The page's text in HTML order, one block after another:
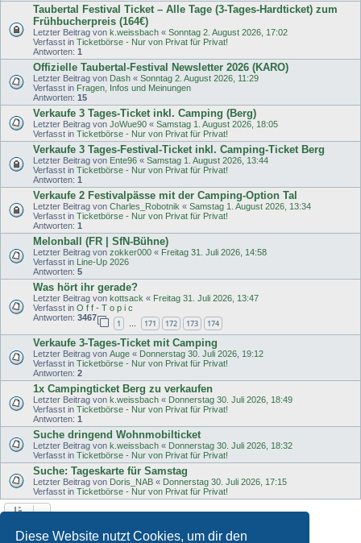
Diese Website nutzt Cookies, um dir den
Taubertal Festival Ticket – Alle Tage (3-Tages-Hardticket) zum
Frühbucherpreis (164€)
Letzter Beitrag von k.weissbach « Sonntag 2. August 2026, 17:02
Verfasst in Ticketbörse - Nur von Privat für Privat!
Antworten: 1
Offizielle Taubertal-Festival Newsletter 2026 (KARO)
Letzter Beitrag von Dash « Sonntag 2. August 2026, 11:29
Verfasst in Fragen, Infos und Meinungen
Antworten: 15
Verkaufe 3 Tages-Ticket inkl. Camping (Berg)
Letzter Beitrag von JoWue90 « Samstag 1. August 2026, 18:05
Verfasst in Ticketbörse - Nur von Privat für Privat!
Verkaufe 3 Tages-Festival-Ticket inkl. Camping-Ticket Berg
Letzter Beitrag von Ente96 « Samstag 1. August 2026, 13:44
Verfasst in Ticketbörse - Nur von Privat für Privat!
Antworten: 1
Verkaufe 2 Festivalpässe mit der Camping-Option Tal
Letzter Beitrag von Charles_Robotnik « Samstag 1. August 2026, 13:34
Verfasst in Ticketbörse - Nur von Privat für Privat!
Antworten: 1
Melonball (FR | SfN-Bühne)
Letzter Beitrag von zokker000 « Freitag 31. Juli 2026, 14:58
Verfasst in Line-Up 2026
Antworten: 5
Was hört ihr gerade?
Letzter Beitrag von kottsack « Freitag 31. Juli 2026, 13:47
Verfasst in O f f - T o p i c
Antworten: 3467
1 … 171 172 173 174
Verkaufe 3-Tages-Ticket mit Camping
Letzter Beitrag von Auge « Donnerstag 30. Juli 2026, 19:12
Verfasst in Ticketbörse - Nur von Privat für Privat!
Antworten: 2
1x Campingticket Berg zu verkaufen
Letzter Beitrag von k.weissbach « Donnerstag 30. Juli 2026, 18:49
Verfasst in Ticketbörse - Nur von Privat für Privat!
Antworten: 1
Suche dringend Wohnmobilticket
Letzter Beitrag von k.weissbach « Donnerstag 30. Juli 2026, 18:32
Verfasst in Ticketbörse - Nur von Privat für Privat!
Suche: Tageskarte für Samstag
Letzter Beitrag von Doris_NAB « Donnerstag 30. Juli 2026, 17:15
Verfasst in Ticketbörse - Nur von Privat für Privat!